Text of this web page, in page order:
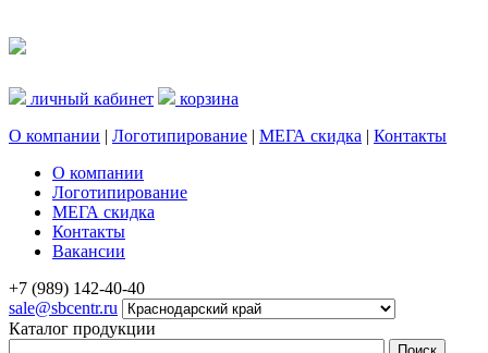
личный кабинет
корзина
О компании | Логотипирование | МЕГА скидка | Контакты
О компании
Логотипирование
МЕГА скидка
Контакты
Вакансии
+7 (989) 142-40-40
sale@sbcentr.ru
Каталог продукции